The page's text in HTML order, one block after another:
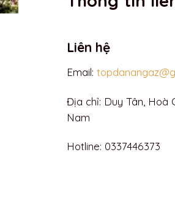
Liên hệ
Email:
Địa chỉ: Duy Tân, Hoà
Nam
Hotline: 0337446373